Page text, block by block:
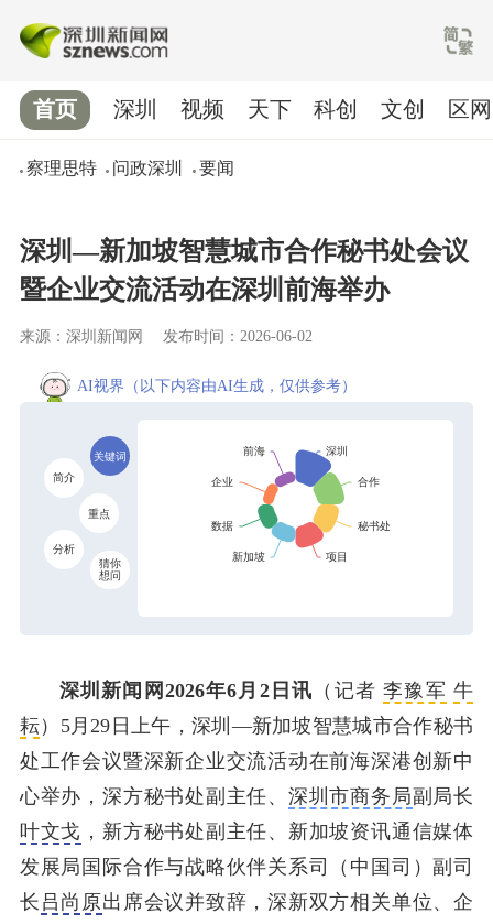
首页
察理思特 问政深圳 要闻
深圳 视频 天下 科创 文创 区网
深圳—新加坡智慧城市合作秘书处会议
暨企业交流活动在深圳前海举办
来源：深圳新闻网 发布时间：2026-06-02
AI视界 （以下内容由AI生成，仅供参考）
关键词
简介
重点
分析
猜你
想问
深圳新闻网2026年6月2日讯 （记者李豫军 牛
耘）5月29日上午，深圳—新加坡智慧城市合作秘书
处工作会议暨深新企业交流活动在前海深港创新中
心举办，深方秘书处副主任、 深圳市商务局副局长
叶文戈 ，新方秘书处副主任、新加坡资讯通信媒体
发展局国际合作与战略伙伴关系司（中国司）副司
长 吕尚原出席会议并致辞，深新双方相关单位、企